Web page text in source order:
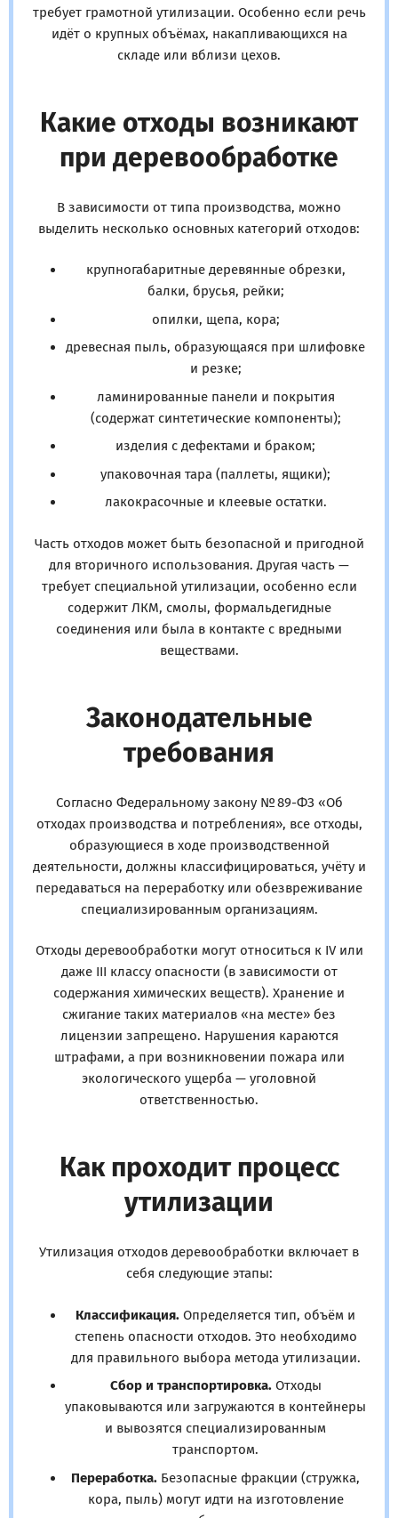
требует грамотной утилизации. Особенно если речь
идёт о крупных объёмах, накапливающихся на
складе или вблизи цехов.
Какие отходы возникают
при деревообработке
В зависимости от типа производства, можно
выделить несколько основных категорий отходов:
крупногабаритные деревянные обрезки,
балки, брусья, рейки;
опилки, щепа, кора;
древесная пыль, образующаяся при шлифовке
и резке;
ламинированные панели и покрытия
(содержат синтетические компоненты);
изделия с дефектами и браком;
упаковочная тара (паллеты, ящики);
лакокрасочные и клеевые остатки.
Часть отходов может быть безопасной и пригодной
для вторичного использования. Другая часть —
требует специальной утилизации, особенно если
содержит ЛКМ, смолы, формальдегидные
соединения или была в контакте с вредными
веществами.
Законодательные
требования
Согласно Федеральному закону № 89-ФЗ «Об
отходах производства и потребления», все отходы,
образующиеся в ходе производственной
деятельности, должны классифицироваться, учёту и
передаваться на переработку или обезвреживание
специализированным организациям.
Отходы деревообработки могут относиться к IV или
даже III классу опасности (в зависимости от
содержания химических веществ). Хранение и
сжигание таких материалов «на месте» без
лицензии запрещено. Нарушения караются
штрафами, а при возникновении пожара или
экологического ущерба — уголовной
ответственностью.
Как проходит процесс
утилизации
Утилизация отходов деревообработки включает в
себя следующие этапы:
Классификация. Определяется тип, объём и
степень опасности отходов. Это необходимо
для правильного выбора метода утилизации.
Сбор и транспортировка.Отходы
упаковываются или загружаются в контейнеры
и вывозятся специализированным
транспортом.
Переработка. Безопасные фракции (стружка,
кора, пыль) могут идти на изготовление